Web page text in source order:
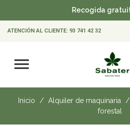
Recogida
ATENCIÓN AL CLIENTE: 93 741 42 32
Inicio Alquiler de maquinaria
forestal